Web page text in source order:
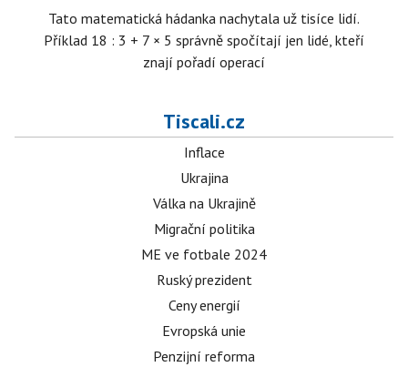
Tato matematická hádanka nachytala už tisíce lidí.
Příklad 18 : 3 + 7 × 5 správně spočítají jen lidé, kteří
znají pořadí operací
Tiscali.cz
Inflace
Ukrajina
Válka na Ukrajině
Migrační politika
ME ve fotbale 2024
Ruský prezident
Ceny energií
Evropská unie
Penzijní reforma